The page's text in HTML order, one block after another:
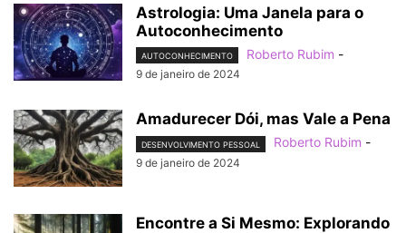
Astrologia: Uma Janela para o
Autoconhecimento
AUTOCONHECIMENTO Roberto Rubim -
9 de janeiro de 2024
Amadurecer Dói, mas Vale a Pena
DESENVOLVIMENTO PESSOAL Roberto Rubim -
9 de janeiro de 2024
Encontre a Si Mesmo: Explorando